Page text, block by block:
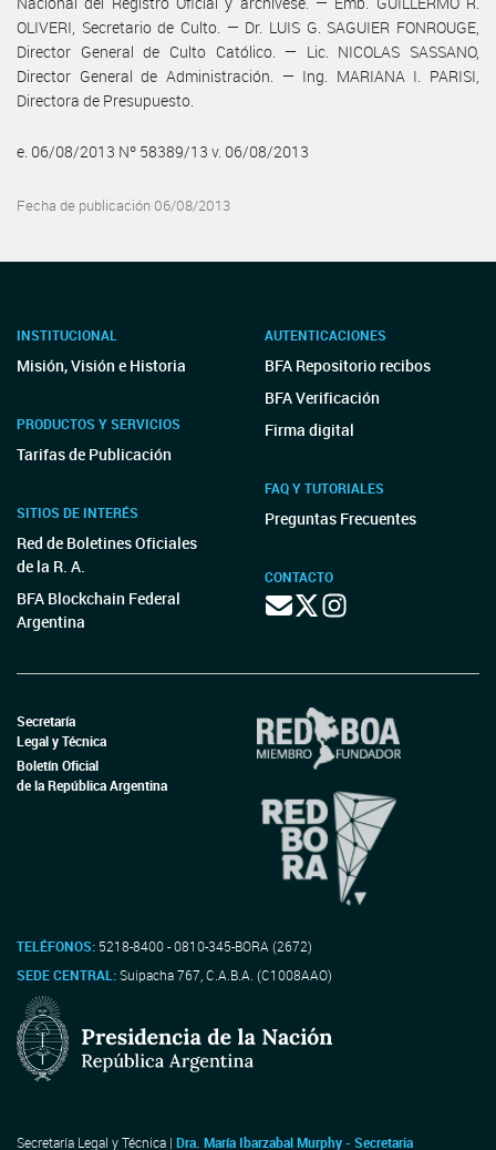
OLIVERI, Secretario de Culto. — Dr. LUIS G. SAGUIER FONROUGE,
Director General de Culto Católico. — Lic. NICOLAS SASSANO,
Director General de Administración. — Ing. MARIANA I. PARISI,
Directora de Presupuesto.
e. 06/08/2013 Nº 58389/13 v. 06/08/2013
Fecha de publicación 06/08/2013
INSTITUCIONAL
Misión, Visión e Historia
PRODUCTOS Y SERVICIOS
Tarifas de Publicación
SITIOS DE INTERÉS
Red de Boletines Oficiales
de la R. A.
BFA Blockchain Federal
Argentina
AUTENTICACIONES
BFA Repositorio recibos
BFA Verificación
Firma digital
FAQ Y TUTORIALES
Preguntas Frecuentes
CONTACTO
Secretaría
Legal y Técnica
Boletín Oficial
de la República Argentina
TELÉFONOS: 5218-8400 - 0810-345-BORA (2672)
SEDE CENTRAL:Suipacha 767, C.A.B.A. (C1008AAO)
Secretaría Legal y Técnica | Dra. María Ibarzabal Murphy - Secretaria